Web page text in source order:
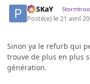
PoSKaY
Posté(e) le 21 avril
Sinon ya le refurb qui
trouve de plus en plus
génération.